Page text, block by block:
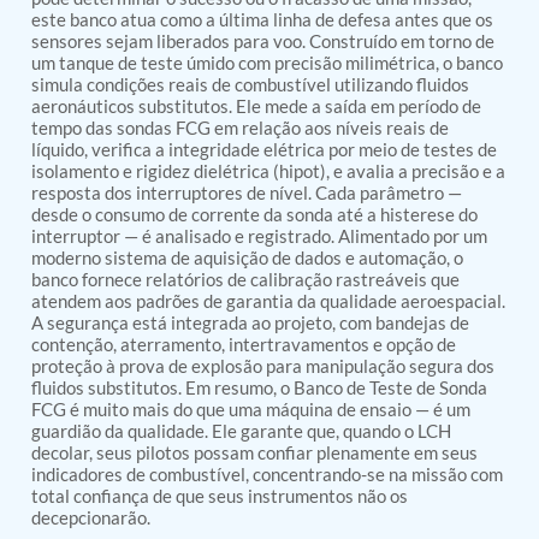
PSA Nitrogen Generation Plant
Dual Hydraulic Test System
Hydraulic Damper Test Bench Manufacturer
1000 Bar Hydraulic Proof Pressure Test Bench
Drive And Control Automation System
Main Rotor Actuator Test Rig
BMP Pump Test Rig
Refrigeration System
Heavy Duty Automatic Single Row Weapon
Disposal System
Automatic Volumetric Expansion Test System
Modern Universal Automatic Test Equipment
Fuel Consumption Measurement System
Hydraulic Pressure Test Bench
High Pressure Air Test System
PC-Based Counter Timer Test Rig
Integrated Test Rig for Pumps and Fuel Coolers
ECS Test Bench
Testing and Charging Test Rig for Main and Nose
Landing Gears
Pneumatic Test Rig
Nitrogen Cart With Booster
este banco atua como a última linha de defesa antes que os
sensores sejam liberados para voo. Construído em torno de
um tanque de teste úmido com precisão milimétrica, o banco
simula condições reais de combustível utilizando fluidos
aeronáuticos substitutos. Ele mede a saída em período de
tempo das sondas FCG em relação aos níveis reais de
líquido, verifica a integridade elétrica por meio de testes de
isolamento e rigidez dielétrica (hipot), e avalia a precisão e a
resposta dos interruptores de nível. Cada parâmetro —
desde o consumo de corrente da sonda até a histerese do
interruptor — é analisado e registrado. Alimentado por um
moderno sistema de aquisição de dados e automação, o
banco fornece relatórios de calibração rastreáveis que
atendem aos padrões de garantia da qualidade aeroespacial.
A segurança está integrada ao projeto, com bandejas de
contenção, aterramento, intertravamentos e opção de
proteção à prova de explosão para manipulação segura dos
fluidos substitutos. Em resumo, o Banco de Teste de Sonda
FCG é muito mais do que uma máquina de ensaio — é um
guardião da qualidade. Ele garante que, quando o LCH
decolar, seus pilotos possam confiar plenamente em seus
indicadores de combustível, concentrando-se na missão com
total confiança de que seus instrumentos não os
decepcionarão.